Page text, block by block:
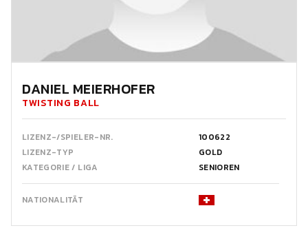
DANIEL MEIERHOFER
TWISTING BALL
LIZENZ-/SPIELER-NR.
100622
LIZENZ-TYP
GOLD
KATEGORIE / LIGA
SENIOREN
NATIONALITÄT